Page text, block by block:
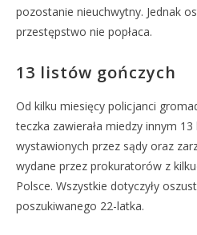
pozostanie nieuchwytny. Jednak
przestępstwo nie popłaca.
13 listów gończych
Od kilku miesięcy policjanci
teczka zawierała miedzy innym
wystawionych przez sądy oraz
wydane przez prokuratorów z
Polsce. Wszystkie dotyczyły
poszukiwanego 22-latka.